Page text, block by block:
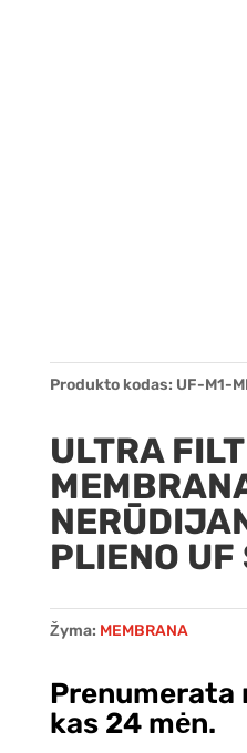
Produkto kodas: UF-M1-
ULTRA
PLIENO
Žyma: MEMBRANA
Prenumerata
kas 24 mėn.